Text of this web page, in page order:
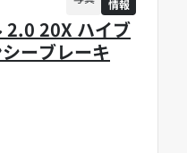
2.0 20X ハイブ
ーブレーキ
情報